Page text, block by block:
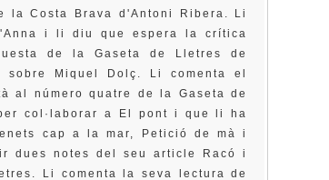
la Costa Brava d'Antoni Ribera. Li
i li diu que espera la crítica
de la Gaseta de Lletres de
Miquel Dolç. Li comenta el
al número quatre de la Gaseta de
col·laborar a El pont i que li ha
cap a la mar, Petició de mà i
dues notes del seu article Racó i
Li comenta la seva lectura de